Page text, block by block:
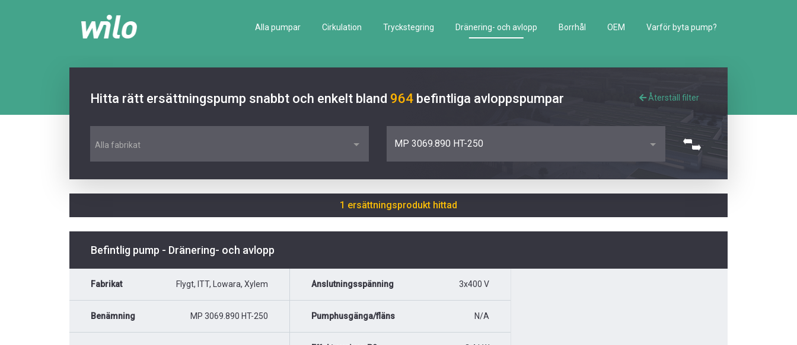
Alla pumpar Cirkulation Tryckstegring Dränering- och avlopp Borrhål OEM Varför byta pump?
Hitta rätt ersättningspump snabbt och enkelt bland 964 befintliga avloppspumpar Återställ filter
Alla fabrikat MP 3069.890 HT-250
1 ersättningsprodukt hittad
Befintlig pump - Dränering- och avlopp
Fabrikat Flygt, ITT, Lowara, Xylem
Benämning MP 3069.890 HT-250
Anslutningsspänning 3x400 V
Pumphusgänga/fläns N/A